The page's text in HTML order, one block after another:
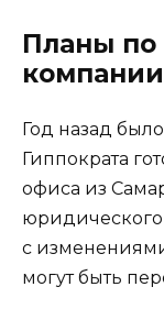
Планы по
компании
Год назад
Гиппократа
офиса из
юридического
с
могут быть